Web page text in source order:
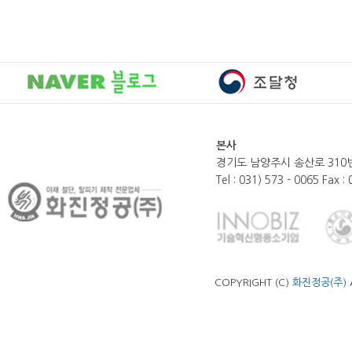
본사
경기도 남양주시 송산로 310
Tel : 031) 573 - 0065 Fax
COPYRIGHT (C)화진정공(주)